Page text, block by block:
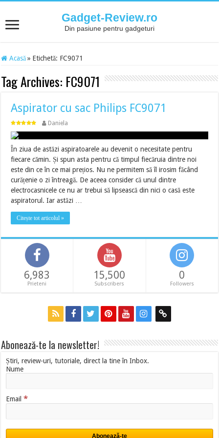
Gadget-Review.ro
Din pasiune pentru gadgeturi
Acasă » Etichetă: FC9071
Tag Archives: FC9071
Aspirator cu sac Philips FC9071
Daniela
În ziua de astăzi aspiratoarele au devenit o necesitate pentru
fiecare cămin. Și spun asta pentru că timpul fiecăruia dintre noi
este din ce în ce mai prețios. Nu ne permitem să îl irosim făcând
curățenie o zi întreagă. De aceea consider că unul dintre
electrocasnicele ce nu ar trebui să lipsească din nici o casă este
aspiratorul. Iar astăzi …
Citește tot articolul »
6,983
Prieteni
15,500
Subscribers
0
Followers
Abonează-te la newsletter!
Știri, review-uri, tutoriale, direct la tine în Inbox.
Nume
Email*